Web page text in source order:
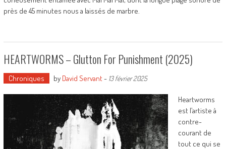
près de 45 minutes nous a laissés de marbre.
HEARTWORMS – Glutton For Punishment (2025)
Chroniques by David Servant- 13 février 2025
Heartworms
est l’artiste à
contre-
courant de
tout ce qui se